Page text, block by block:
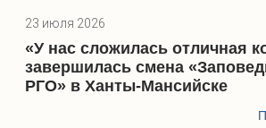
23 июля 2026
«У нас сложилась отличная
завершилась смена
РГО» в Ханты-Мансийске